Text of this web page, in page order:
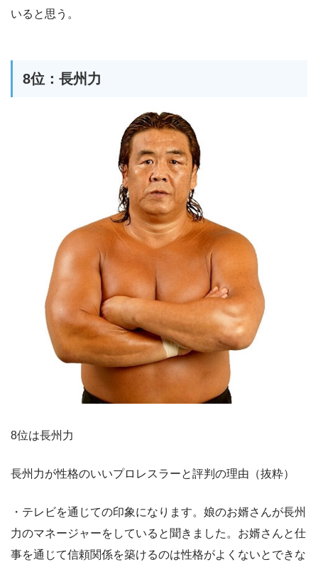
いると思う。
8位：長州力
8位は長州力
長州力が性格のいいプロレスラーと評判の理由（抜粋）
・テレビを通じての印象になります。娘のお婿さんが長州
力のマネージャーをしていると聞きました。お婿さんと仕
事を通じて信頼関係を築けるのは性格がよくないとできな